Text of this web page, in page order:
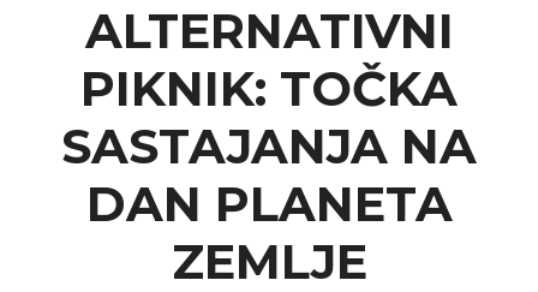
ALTERNATIVNI
PIKNIK: TOČKA
SASTAJANJA NA
DAN PLANETA
ZEMLJE